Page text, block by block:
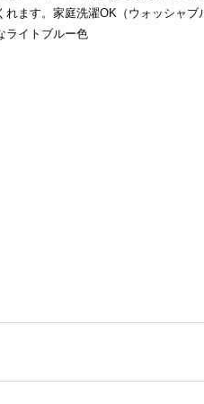
れます。家庭洗濯OK（ウォッシャブ
ライトブルー色